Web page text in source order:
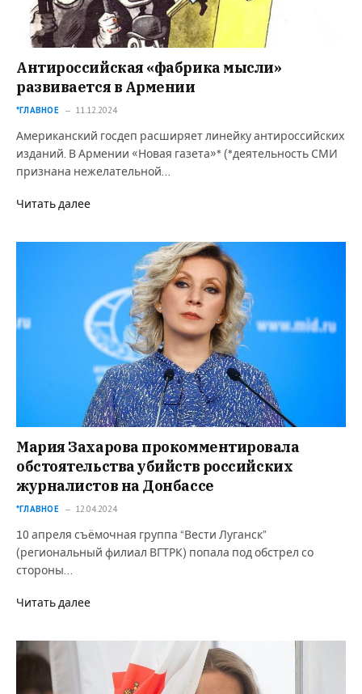
Антироссийская «фабрика мысли»
развивается в Армении
*ГЛАВНОЕ 11.12.2024
Американский госдеп расширяет линейку антироссийских
изданий. В Армении «Новая газета»* (*деятельность СМИ
признана нежелательной…
Читать далее
Мария Захарова прокомментировала
обстоятельства убийств российских
журналистов на Донбассе
*ГЛАВНОЕ 12.04.2024
10 апреля съёмочная группа “Вести Луганск”
(региональный филиал ВГТРК) попала под обстрел со
стороны…
Читать далее